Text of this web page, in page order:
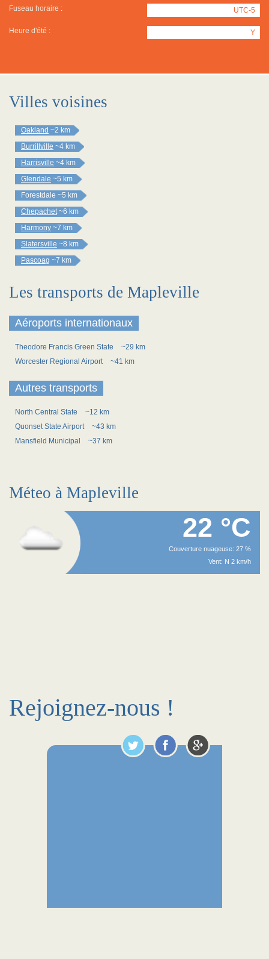
Fuseau horaire : UTC-5
Heure d'été : Y
Villes voisines
Oakland ~2 km
Burrillville ~4 km
Harrisville ~4 km
Glendale ~5 km
Forestdale ~5 km
Chepachet ~6 km
Harmony ~7 km
Slatersville ~8 km
Pascoag ~7 km
Les transports de Mapleville
Aéroports internationaux
Theodore Francis Green State
~29 km
Worcester Regional Airport
~41 km
Autres transports
North Central State
~12 km
Quonset State Airport
~43 km
Mansfield Municipal
~37 km
Méteo à Mapleville
22 °C
Couverture nuageuse: 27 %
Vent: N 2 km/h
Rejoignez-nous !